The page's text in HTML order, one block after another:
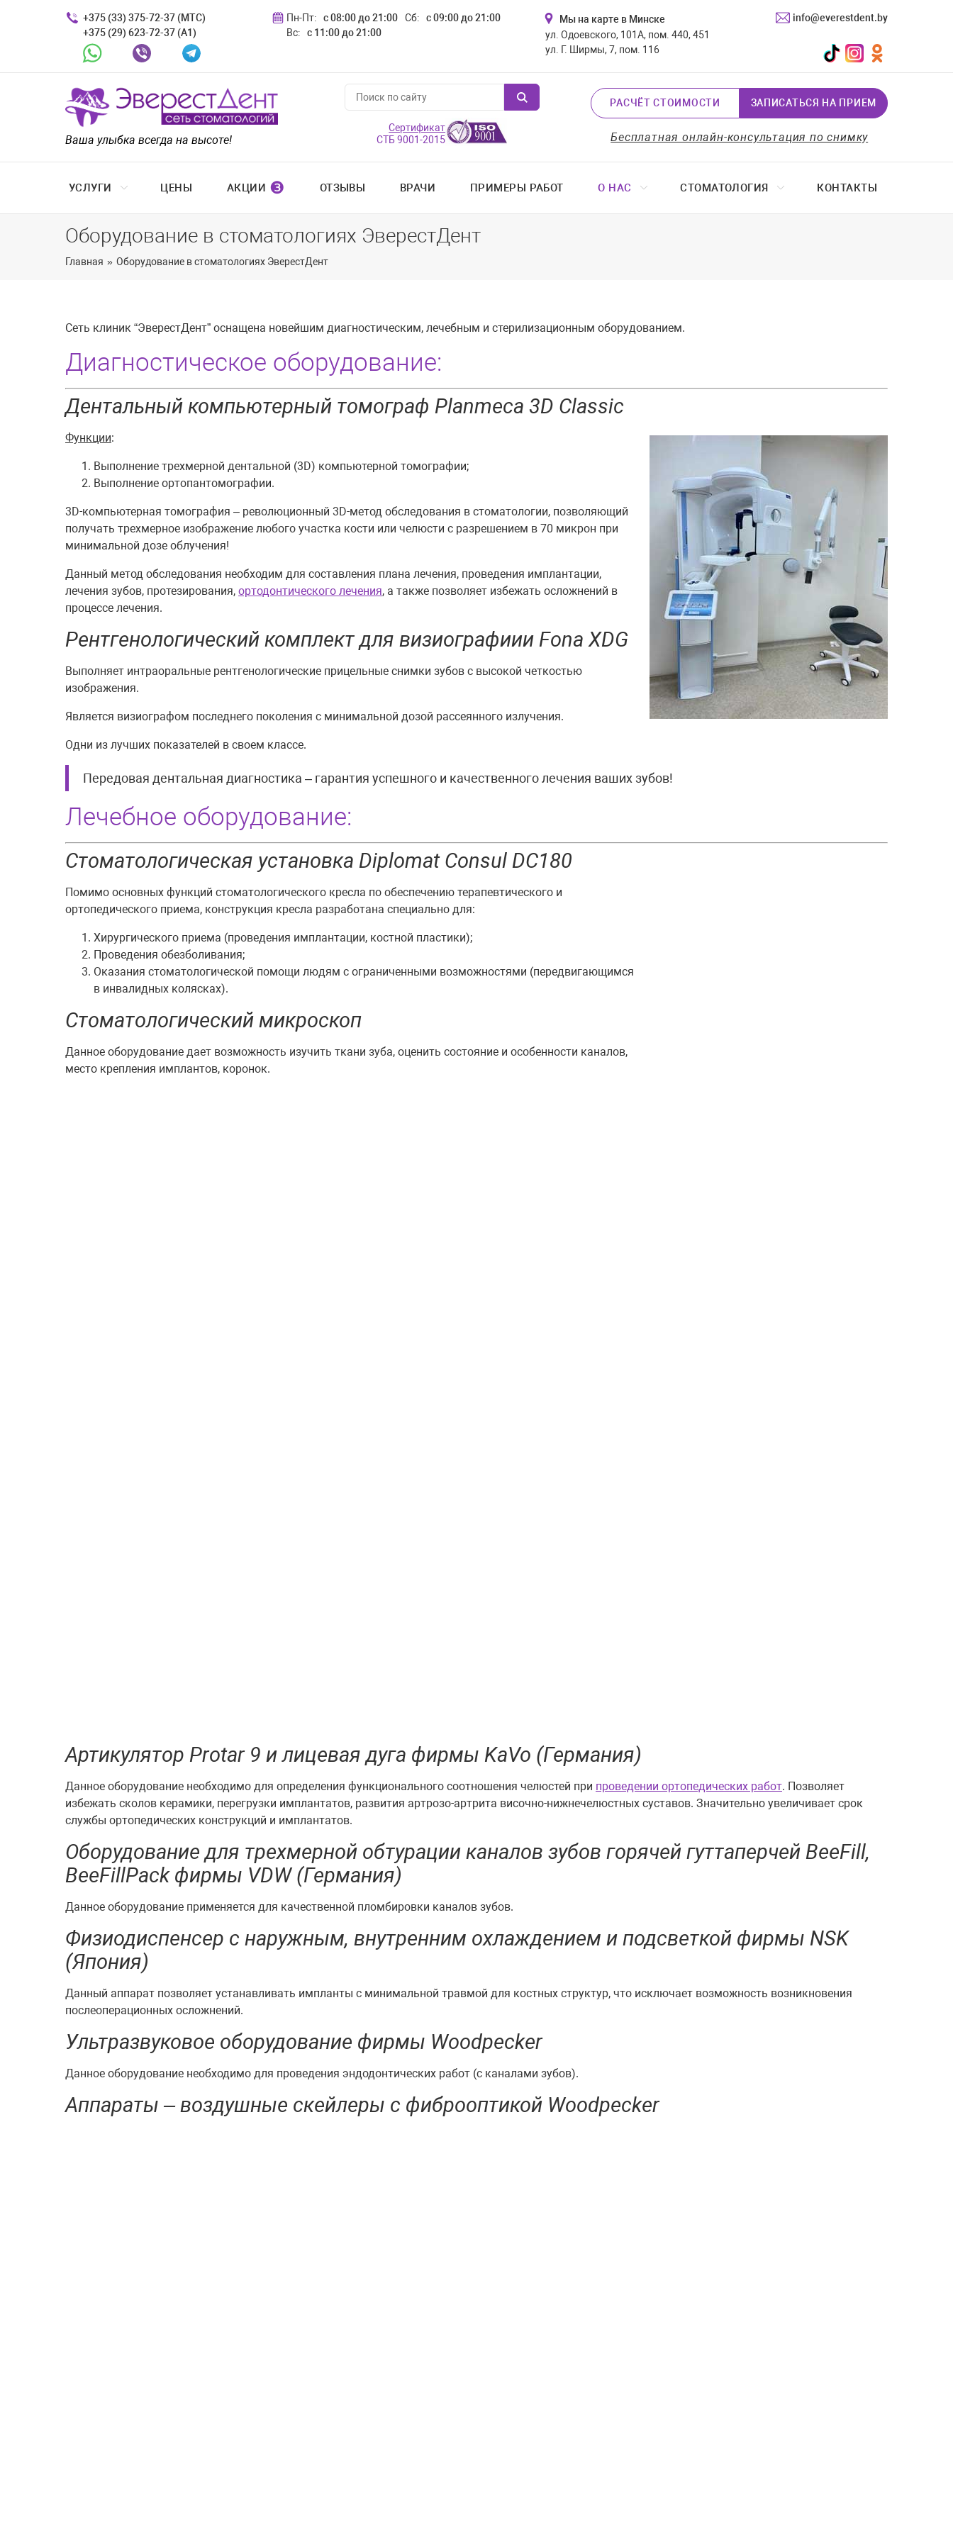
+375 (33) 375-72-37 (МТС)
+375 (29) 623-72-37 (A1)
Whatsapp Viber Telegram
Пн-Пт: с 08:00 до 21:00 Сб:
с 09:00 до 21:00
Вс:
с 11:00 до 21:00
info@everestdent.by
Мы на карте в Минске
ул. Одоевского, 101А, пом. 440, 451
ул. Г. Ширмы, 7, пом. 116
TikTokInstagramОдноклассники
Ваша улыбка всегда на высоте!
РАСЧЁТ СТОИМОСТИ ЗАПИСАТЬСЯ НА ПРИЕМ
Бесплатная онлайн-консультация по снимку
Сертификат
СТБ 9001-2015
УСЛУГИ ЦЕНЫ АКЦИИ ❸ ОТЗЫВЫ ВРАЧИ ПРИМЕРЫ РАБОТ О НАС СТОМАТОЛОГИЯ КОНТАКТЫ
Оборудование в стоматологиях ЭверестДент
Главная » Оборудование в стоматологиях ЭверестДент
Сеть клиник “ЭверестДент” оснащена новейшим диагностическим, лечебным и стерилизационным оборудованием.
Диагностическое оборудование:
Дентальный компьютерный томограф Planmeca 3D Classic
Функции:
Выполнение трехмерной дентальной (3D) компьютерной томографии;
Выполнение ортопантомографии.
3D-компьютерная томография – революционный 3D-метод обследования в стоматологии, позволяющий
получать трехмерное изображение любого участка кости или челюсти с разрешением в 70 микрон при
минимальной дозе облучения!
Данный метод обследования необходим для составления плана лечения, проведения имплантации,
лечения зубов, протезирования, ортодонтического лечения, а также позволяет избежать осложнений в
процессе лечения.
Рентгенологический комплект для визиографиии Fona XDG
Выполняет интраоральные рентгенологические прицельные снимки зубов с высокой четкостью
изображения.
Является визиографом последнего поколения с минимальной дозой рассеянного излучения.
Одни из лучших показателей в своем классе.
Передовая дентальная диагностика – гарантия успешного и качественного лечения ваших зубов!
Лечебное оборудование:
Стоматологическая установка Diplomat Consul DC180
Помимо основных функций стоматологического кресла по обеспечению терапевтического и
ортопедического приема, конструкция кресла разработана специально для:
Хирургического приема (проведения имплантации, костной пластики);
Проведения обезболивания;
Оказания стоматологической помощи людям с ограниченными возможностями (передвигающимся
в инвалидных колясках).
Стоматологический микроскоп
Данное оборудование дает возможность изучить ткани зуба, оценить состояние и особенности каналов,
место крепления имплантов, коронок.
Артикулятор Protar 9 и лицевая дуга фирмы KaVo (Германия)
Данное оборудование необходимо для определения функционального соотношения челюстей при проведении ортопедических работ. Позволяет
избежать сколов керамики, перегрузки имплантатов, развития артрозо-артрита височно-нижнечелюстных суставов. Значительно увеличивает срок
службы ортопедических конструкций и имплантатов.
Оборудование для трехмерной обтурации каналов зубов горячей гуттаперчей BeeFill,
BeeFillPack фирмы VDW (Германия)
Данное оборудование применяется для качественной пломбировки каналов зубов.
Физиодиспенсер с наружным, внутренним охлаждением и подсветкой фирмы NSK
(Япония)
Данный аппарат позволяет устанавливать импланты с минимальной травмой для костных структур, что исключает возможность возникновения
послеоперационных осложнений.
Ультразвуковое оборудование фирмы Woodpecker
Данное оборудование необходимо для проведения эндодонтических работ (с каналами зубов).
Аппараты – воздушные скейлеры с фиброоптикой Woodpecker